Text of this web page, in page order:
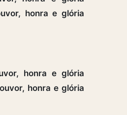
honra e glória
honra e glória
honra e glória